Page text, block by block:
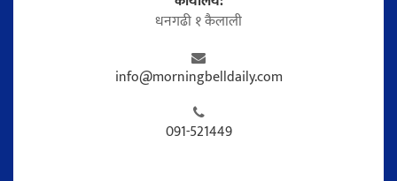
धनगढी १ कैलाली
info@morningbelldaily.com
091-521449